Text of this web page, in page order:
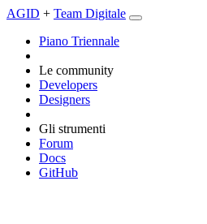
AGID + Team Digitale
Piano Triennale
Le community
Developers
Designers
Gli strumenti
Forum
Docs
GitHub